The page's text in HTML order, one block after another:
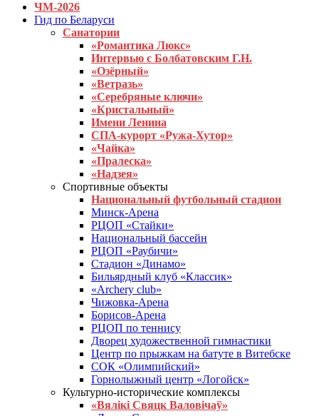
ЧМ-2026
Гид по Беларуси
Санатории
«Романтика Люкс»
Интервью с Болбатовским Г.Н.
«Озёрный»
«Ветразь»
«Серебряные ключи»
«Кристальный»
Имени Ленина
СПА-курорт «Ружа-Хутор»
«Чайка»
«Пралеска»
«Надзея»
Спортивные объекты
Национальный футбольный стадион
Минск-Арена
РЦОП «Стайки»
Национальный бассейн
РЦОП «Раубичи»
Стадион «Динамо»
Бильярдный клуб «Классик»
«Archery club»
Чижовка-Арена
Борисов-Арена
РЦОП по теннису
Дворец художественной гимнастики
Центр по прыжкам на батуте в Витебске
СОК «Олимпийский»
Горнолыжный центр «Логойск»
Культурно-исторические комплексы
«Вялікі Свяцк Валовічаў»